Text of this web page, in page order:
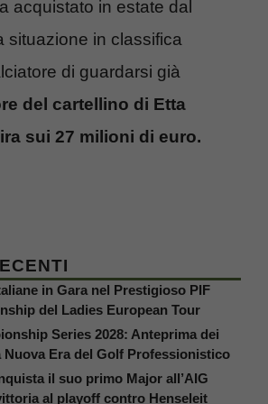
acquistato in estate dal
situazione in classifica
di guardarsi già
del cartellino di Etta
sui 27 milioni di euro.
in Gara nel Prestigioso PIF
del Ladies European Tour
Series 2028: Anteprima dei
Nuova Era del Golf Professionistico
il suo primo Major all’AIG
al playoff contro Henseleit